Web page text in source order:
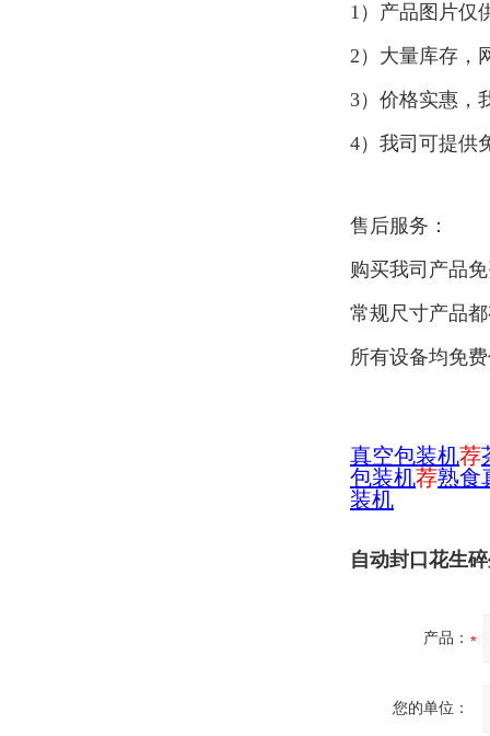
1）产品图片仅
2）大量库存，
3）价格实惠，
4）我司可提供
售后服务：
购买我司产品
常规尺寸产品
所有设备均免
真空包装机荐
包装机荐熟食
装机
自动封口花生
产品：
您的单位：